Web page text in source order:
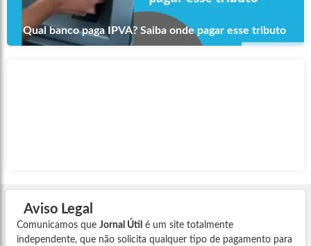
Qual banco paga IPVA? Saiba onde pagar esse tributo
Aviso Legal
Comunicamos que Jornal Útil é um site totalmente
independente, que não solicita qualquer tipo de pagamento para